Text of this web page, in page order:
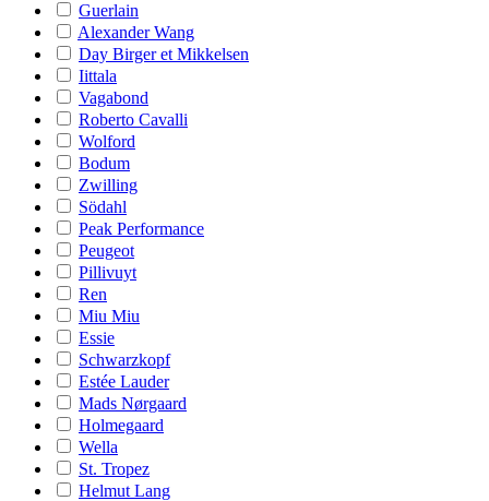
Guerlain
Alexander Wang
Day Birger et Mikkelsen
Iittala
Vagabond
Roberto Cavalli
Wolford
Bodum
Zwilling
Södahl
Peak Performance
Peugeot
Pillivuyt
Ren
Miu Miu
Essie
Schwarzkopf
Estée Lauder
Mads Nørgaard
Holmegaard
Wella
St. Tropez
Helmut Lang